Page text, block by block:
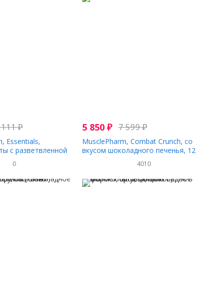
111₽
Essentials,
с разветвленной
0
5 850₽ 7 599₽
MusclePharm, Combat Crunch, со
вкусом шоколадного печенья, 12
4010